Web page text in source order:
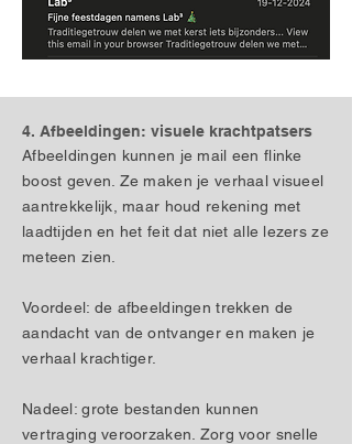
4. Afbeeldingen: visuele krachtpatsers
Afbeeldingen kunnen je mail een flinke
boost geven. Ze maken je verhaal visueel
aantrekkelijk, maar houd rekening met
laadtijden en het feit dat niet alle lezers ze
meteen zien.
Voordeel: de afbeeldingen trekken de
aandacht van de ontvanger en maken je
verhaal krachtiger.
Nadeel: grote bestanden kunnen
vertraging veroorzaken. Zorg voor snelle